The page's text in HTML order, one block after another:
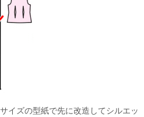
イズの型紙で先に改造してシルエッ